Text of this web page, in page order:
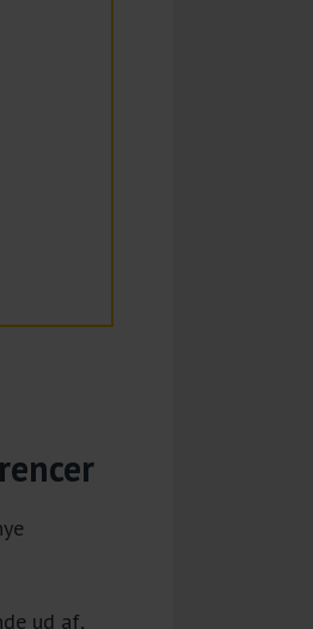
ud af,